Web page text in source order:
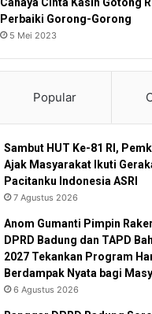
Perbaiki Gorong-Gorong
5 Mei 2023
Popular
Sambut HUT Ke-81 RI,
Ajak Masyarakat Ikuti
Pacitanku Indonesia ASRI
7 Agustus 2026
Anom Gumanti Pimpin
DPRD Badung dan TAPD
2027 Tekankan Program
Berdampak Nyata bagi
6 Agustus 2026